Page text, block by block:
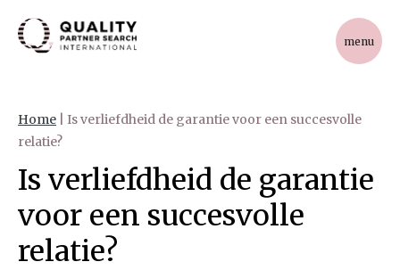
menu
Home
Is verliefdheid de garantie voor een succesvolle
relatie?
Is verliefdheid de garantie
voor een succesvolle
relatie?